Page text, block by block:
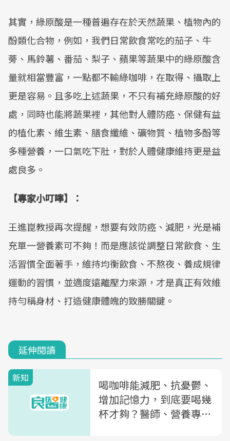
其實，綠原酸是一種普遍存在於天然蔬果、植物內的
酚類化合物，例如，我們日常飲食常吃的茄子、牛
蒡、馬鈴薯、番茄、梨子、蘋果等蔬果中的綠原酸含
量就相當豐富，一點都不輸綠咖啡，在取得、攝取上
更是容易。且多吃上述蔬果，不只有補充綠原酸的好
處，同時也能將蔬果裡，其他對人體防癌、保健有益
的植化素、維生素、膳食纖維、礦物質、植物多酚等
多種營養，一口氣吃下肚，對於人體健康維持更是益
處良多。
【專家小叮嚀】：
王進崑教授再次提醒，想要有效防癌、減肥，光是補
充單一營養素可不夠！而是應該從調整日常飲食、生
活習慣全面著手，維持均衡飲食、不熬夜、養成規律
運動的習慣，並適度遠離壓力來源，才是真正有效維
持勻稱身材、打造健康體魄的致勝關鍵。
延伸閱讀
新知
喝咖啡能減肥、抗憂鬱、
增加記憶力，到底要喝幾
杯才夠？醫師、營養專家